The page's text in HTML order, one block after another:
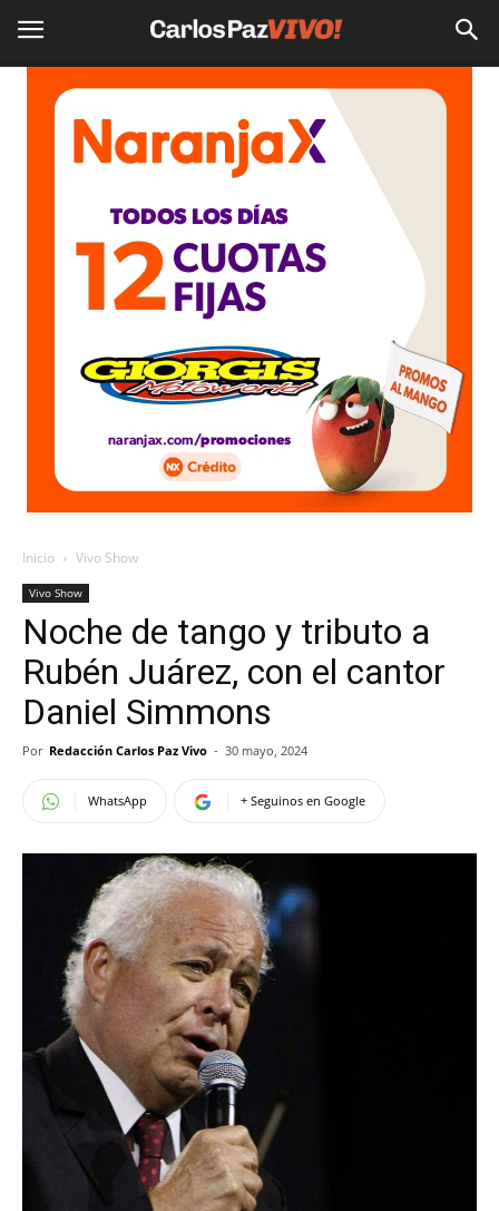
Inicio Vivo Show
Vivo Show
Noche de tango y tributo a
Rubén Juárez, con el cantor
Daniel Simmons
Por Redacción Carlos Paz Vivo - 30 mayo, 2024
WhatsApp + Seguinos en Google